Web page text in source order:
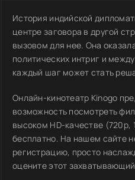
История индийской
центре заговора в другой
вызовом для нее. Она
политических интриг и
каждый шаг может стать
Онлайн-кинотеатр Kinogo
возможность посмотреть
высоком HD-качестве (720p,
бесплатно. На нашем сайте
регистрацию, просто
оцените этот